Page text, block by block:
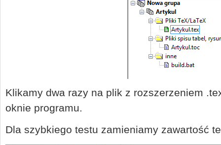
Klikamy dwa razy na plik z rozszerzeniem
oknie programu.
Dla szybkiego testu zamieniamy zawartość